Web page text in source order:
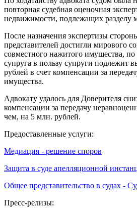
повторная судебная оценочная
недвижимости, подлежащих разделу
После назначения экспертизы
представителей достигли мирового
совместного нажитого имущества, по
супруга в пользу супруги подлежит
рублей в счет компенсации за
имущества.
Адвокату удалось для Доверителя
компенсации за передачу
чем, на 5 млн. рублей.
Предоставленные услуги:
Медиация - решение споров
Защита в суде апелляционной
Общее представительство в судах -
Пресс-релизы: